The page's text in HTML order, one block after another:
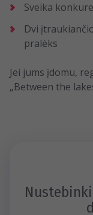
Sveika
Dvi
pralėks
Jei jums įdomu,
„Between the